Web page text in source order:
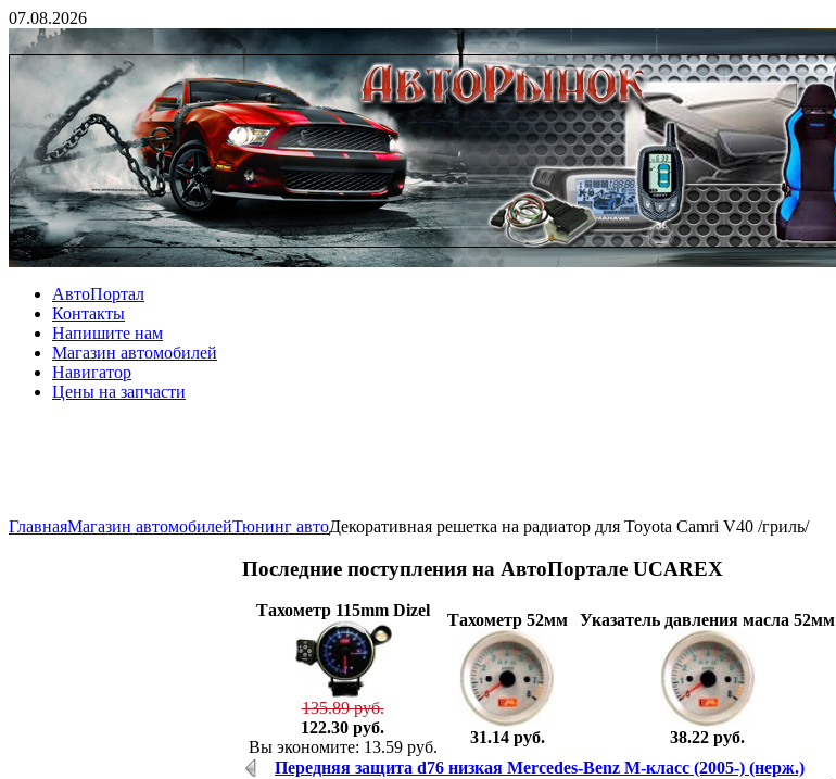
07.08.2026
АвтоПортал
Контакты
Напишите нам
Магазин автомобилей
Навигатор
Цены на запчасти
ГлавнаяМагазин автомобилейТюнинг автоДекоративная решетка на радиатор для Toyota Camri V40 /гриль/
Последние поступления на АвтоПортале UCAREX
Тахометр 115mm Dizel
135.89 руб.
122.30 руб.
Вы экономите: 13.59 руб.
Тахометр 52мм
31.14 руб.
Указатель давления масла 52мм
38.22 руб.
Передняя защита d76 низкая Mercedes-Benz М-класс (2005-) (нерж.)